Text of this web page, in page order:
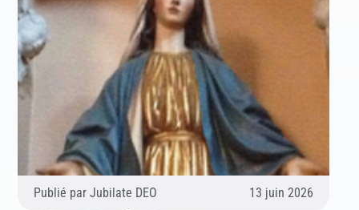
Publié par Jubilate DEO 13 juin 2026